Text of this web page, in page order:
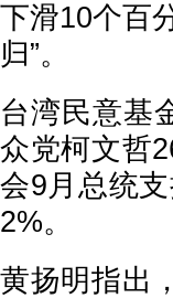
下滑10个百
归”。
台湾民意基
众党柯文哲
会9月总统
2%。
黄扬明指出